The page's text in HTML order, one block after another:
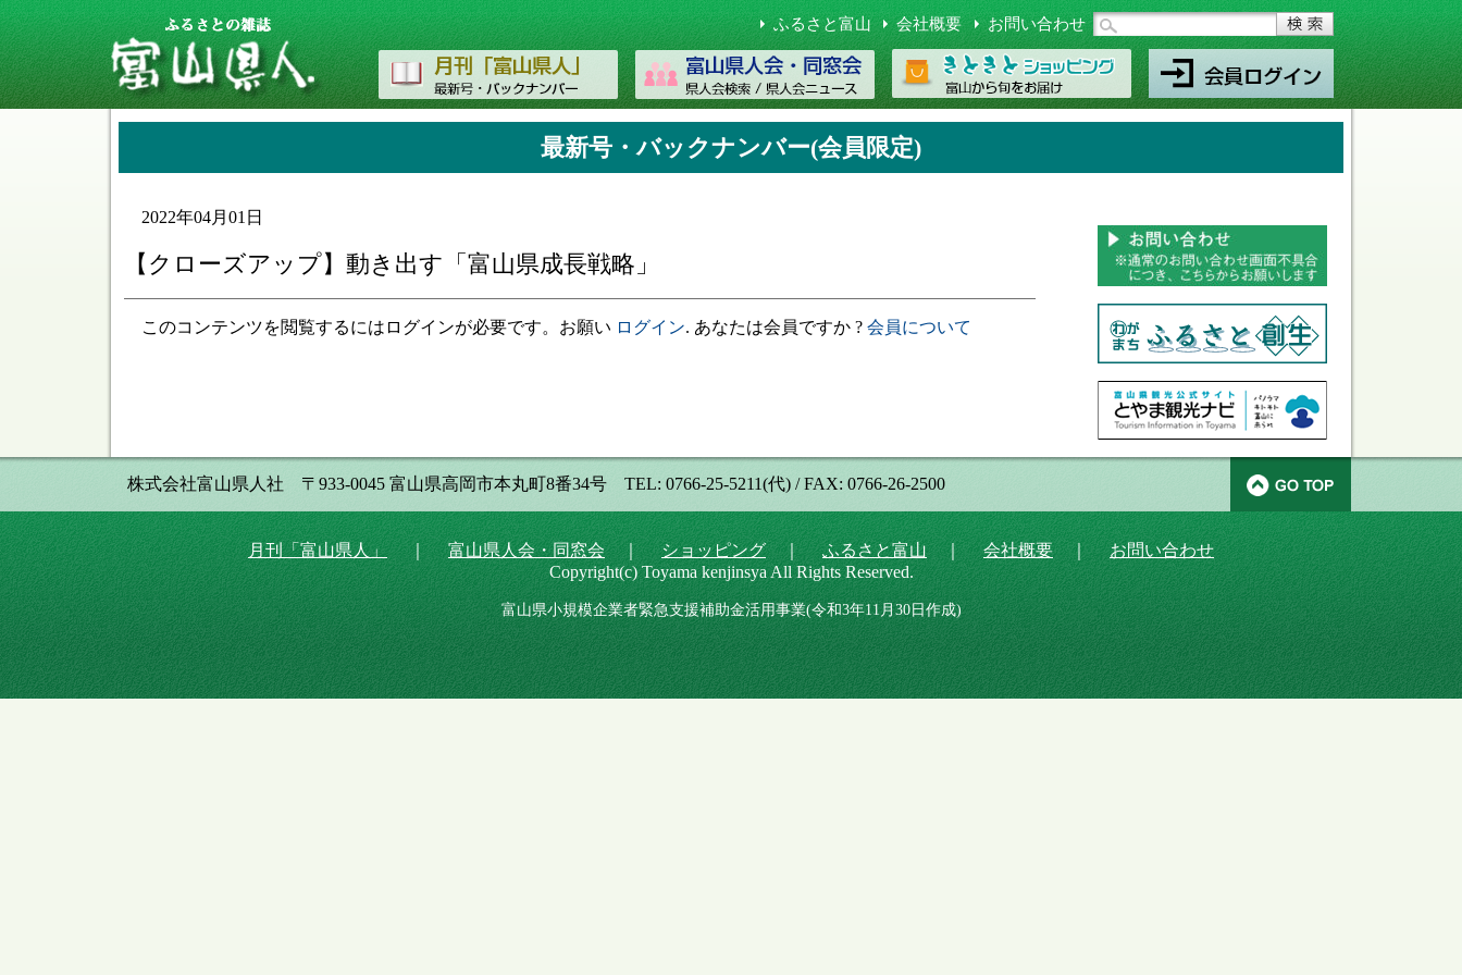
ふるさと富山 会社概要 お問い合わせ
最新号・バックナンバー(会員限定)
2022年04月01日
【クローズアップ】動き出す「富山県成長戦略」
このコンテンツを閲覧するにはログインが必要です。お願い ログイン. あなたは会員ですか ? 会員について
株式会社富山県人社 〒933-0045 富山県高岡市本丸町8番34号 TEL: 0766-25-5211(代) / FAX: 0766-26-2500
月刊「富山県人」｜富山県人会・同窓会｜ショッピング｜ふるさと富山｜会社概要｜お問い合わせ
Copyright(c) Toyama kenjinsya All Rights Reserved.
富山県小規模企業者緊急支援補助金活用事業(令和3年11月30日作成)